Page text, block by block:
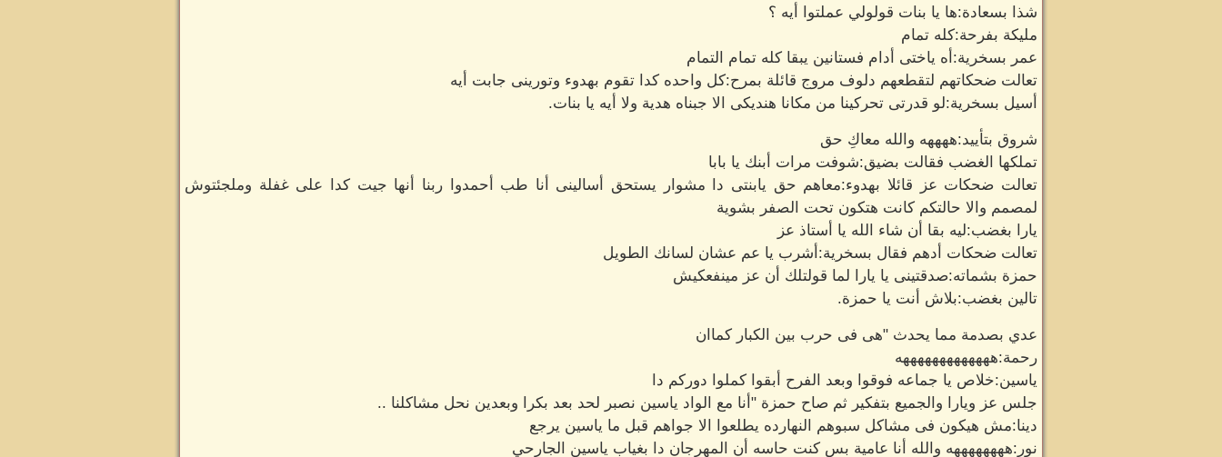
شذا بسعادة:ها يا بنات قولولي عملتوا أيه ؟
مليكة بفرحة:كله تمام
عمر بسخرية:أه ياختى أدام فستانين يبقا كله تمام التمام
تعالت ضحكاتهم لتقطعهم دلوف مروج قائلة بمرح:كل واحده كدا تقوم بهدوء وتورينى جابت أيه
أسيل بسخرية:لو قدرتى تحركينا من مكانا هنديكى الا جبناه هدية ولا أيه يا بنات.
شروق بتأييد:ههههه والله معاكِ حق
تملكها الغضب فقالت بضيق:شوفت مرات أبنك يا بابا
تعالت ضحكات عز قائلا بهدوء:معاهم حق يابنتى دا مشوار يستحق أسالينى أنا طب أحمدوا ربنا أنها جيت كدا على غفلة وملجئتوش
لمصمم والا حالتكم كانت هتكون تحت الصفر بشوية
يارا بغضب:ليه بقا أن شاء الله يا أستاذ عز
تعالت ضحكات أدهم فقال بسخرية:أشرب يا عم عشان لسانك الطويل
حمزة بشماته:صدقتينى يا يارا لما قولتلك أن عز مينفعكيش
تالين بغضب:بلاش أنت يا حمزة.
عدي بصدمة مما يحدث "هى فى حرب بين الكبار كماان
رحمة:هههههههههههههه
ياسين:خلاص يا جماعه فوقوا وبعد الفرح أبقوا كملوا دوركم دا
جلس عز ويارا والجميع بتفكير ثم صاح حمزة "أنا مع الواد ياسين نصبر لحد بعد بكرا وبعدين نحل مشاكلنا ..
دينا:مش هيكون فى مشاكل سبوهم النهارده يطلعوا الا جواهم قبل ما ياسين يرجع
نور:ههههههههه والله أنا عامية بس كنت حاسه أن المهرجان دا بغياب ياسين الجارحي